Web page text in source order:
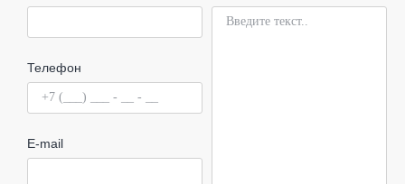
Телефон
E-mail